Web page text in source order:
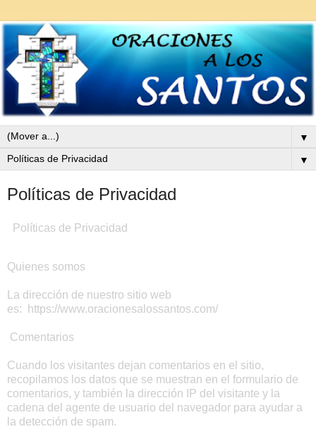
▼
▼
Políticas de Privacidad
Políticas de Privacidad
Quienes somos
La dirección de nuestro sitio web
es: https://www.oracionesalossantos.com/
Comentarios
Cuando los visitantes dejan comentarios en el sitio,
recopilamos los datos que se muestran en el formulario de
comentarios, y también la dirección IP del visitante y la
cadena del agente de usuario del navegador para ayudar a
la detección de spam.